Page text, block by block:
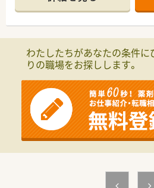
■機能性アロマや医療用サプリメ
進しており、処方箋がなくても健
しています。
しており、薬剤師が専門的な調剤
整えています。
<こんな薬局です>
■片手間にこなす在宅医療ではな
る薬局を目指しています！
■『職員一人ひとりが主役となっ
＜働きやすい環境整備も万全＞
■自動監査システムやiPadの導入
っており薬剤師が患者様の対応に
す。
■処方元も訪問診療の方が多いの
すく効率よく仕事を行うことが可
制もありますので安心です。
わたしたちがあなたの条件に
りの職場をお探しします。